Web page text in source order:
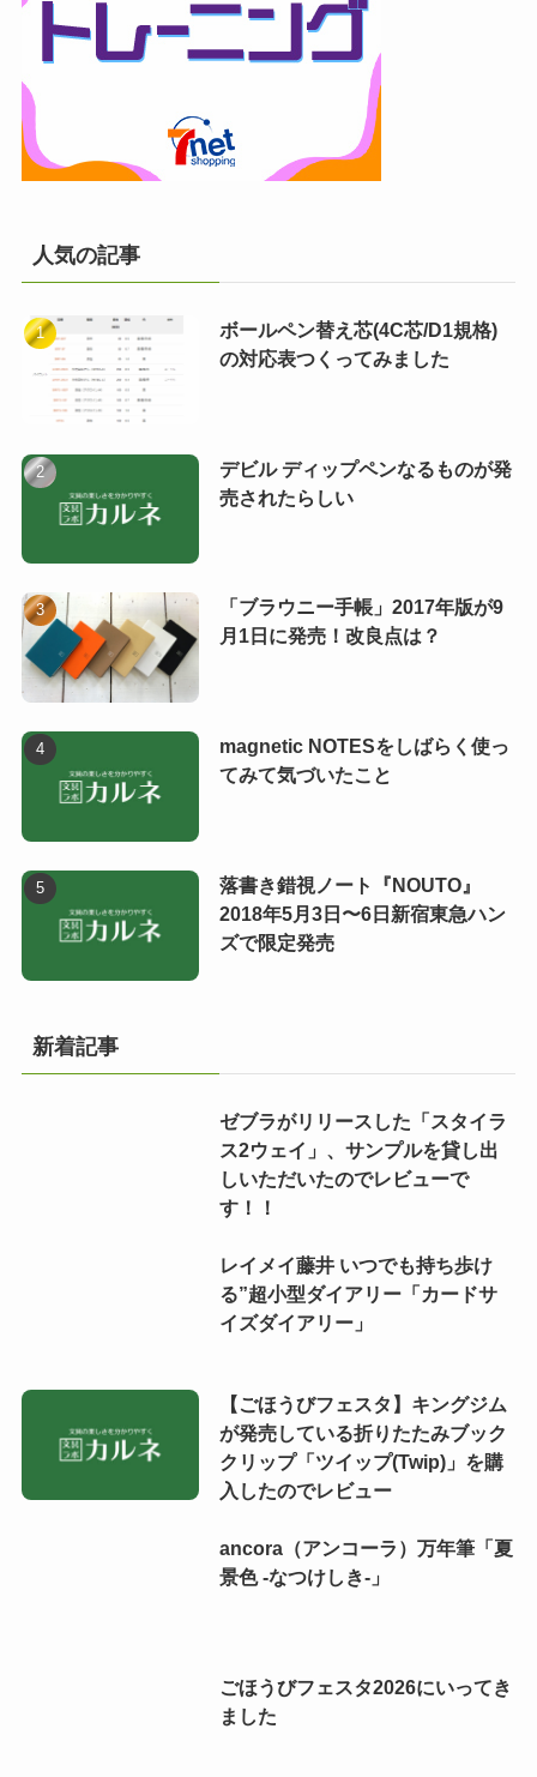
人気の記事
ボールペン替え芯(4C芯/D1規格)
の対応表つくってみました
デビル ディップペンなるものが発
売されたらしい
「ブラウニー手帳」2017年版が9
月1日に発売！改良点は？
magnetic NOTESをしばらく使っ
てみて気づいたこと
落書き錯視ノート『NOUTO』
2018年5月3日〜6日新宿東急ハン
ズで限定発売
新着記事
ゼブラがリリースした「スタイラ
ス2ウェイ」、サンプルを貸し出
しいただいたのでレビューで
す！！
レイメイ藤井 いつでも持ち歩け
る”超小型ダイアリー「カードサ
イズダイアリー」
【ごほうびフェスタ】キングジム
が発売している折りたたみブック
クリップ「ツイップ(Twip)」を購
入したのでレビュー
ancora（アンコーラ）万年筆「夏
景色 -なつけしき-」
ごほうびフェスタ2026にいってき
ました